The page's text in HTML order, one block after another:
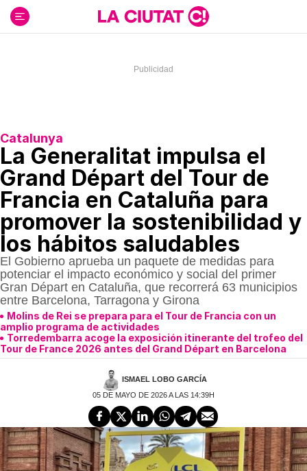
contenido
Catalunya
La Generalitat impulsa el
Grand Départ del Tour de
Francia en Cataluña para
promover la sostenibilidad y
los hábitos saludables
El Gobierno aprueba un paquete de medidas para
potenciar el impacto económico y social del primer
Gran Départ en Cataluña, que recorrerá 63 municipios
entre Barcelona, Tarragona y Girona
Molins de Rei se prepara para el Tour de Francia con un
amplio programa de actividades
Torredembarra acoge la exposición itinerante del trofeo del
Tour de France 2026 antes del Grand Départ en Barcelona
ISMAEL LOBO GARCÍA
05 DE MAYO DE 2026 A LAS 14:39H